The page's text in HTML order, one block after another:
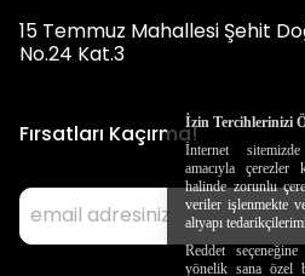
İzin Tercihlerinizi
İnternet
amacıyla
halinde zorunlu
veriler işlenmekte
altyapı
Reddet
yönelik sana özel
15 Temmuz Mahallesi Şehit
No.24 Kat.3
Fırsatları Kaçırma!